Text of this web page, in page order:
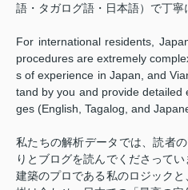
語・タガログ語・日本語）で丁寧
For international residents,
procedures are extremely
s of experience in Japan, and
tand by you and provide detailed
ges (English, Tagalog, and
私たちの解析データでは、読者
りとブログを読んでくださって
建築のプロである私のロジック